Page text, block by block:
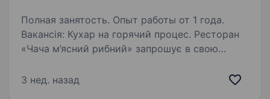
Полная занятость. Опыт работы от 1 года.
Вакансія: Кухар на горячий процес. Ресторан
«Чача м’ясний рибний» запрошує в свою
прцес. Наш ресторан, розташований у самому
3 нед. назад